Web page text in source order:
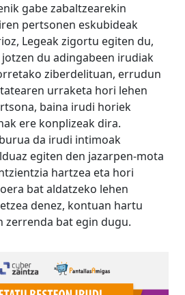
gabe zabaltzearekin
pertsonen eskubideak
Legeak zigortu egiten du,
du adingabeen irudiak
ziberdelituan, errudun
urraketa hori lehen
baina irudi horiek
ere konplizeak dira.
da irudi intimoak
egiten den jazarpen-mota
hartzea eta hori
bat aldatzeko lehen
denez, kontuan hartu
zerrenda bat egin dugu.